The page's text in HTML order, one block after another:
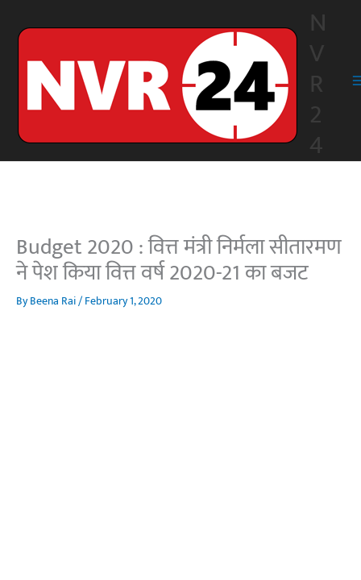
N
V
R
2
4
Budget 2020 : वित्त मंत्री निर्मला सीतारमण
ने पेश किया वित्त वर्ष 2020-21 का बजट
ByBeena Rai/February 1, 2020